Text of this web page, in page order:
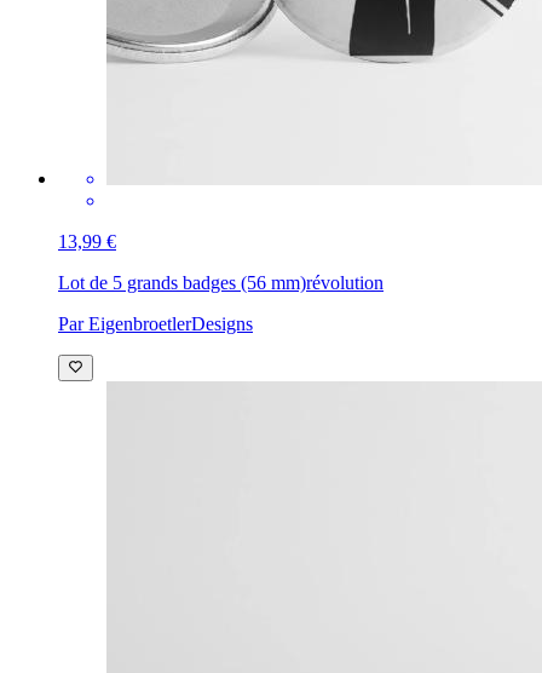
13,99 €
Lot de 5 grands badges (56 mm)révolution
Par EigenbroetlerDesigns